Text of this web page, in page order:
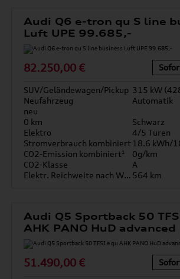
Audi Q6 e-tron qu S line
Luft UPE 99.685,-
82.250,00 €
SUV/Geländewagen/Pickup 315 kW
Neufahrzeug
Automatik
neu
0 km
Schwarz
Elektro
4/5 Türen
Stromverbrauch kombiniert 18.6 kWh/
CO2-Emission kombiniert¹
0g/km
CO2-Klasse
A
Elektr. Reichweite nach WLTP* 564 km
Audi Q5 Sportback 50
AHK PANO HuD advanced
51.490,00 €